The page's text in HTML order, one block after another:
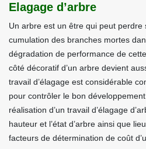
Elagage d’arbre
Un arbre est un être qui peut perdre
cumulation des branches mortes
dégradation de performance de
côté décoratif d’un arbre devient
travail d’élagage est considérable
pour contrôler le bon
réalisation d’un travail d’élagage
hauteur et l’état d’arbre ainsi que
facteurs de détermination de coût